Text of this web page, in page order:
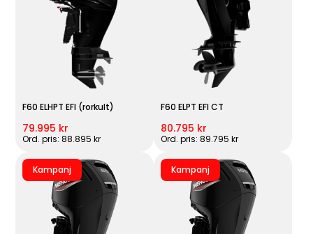
F60 ELHPT EFI (rorkult)
79.995 kr
Ord. pris: 88.895 kr
F60 ELPT EFI CT
80.795 kr
Ord. pris: 89.795 kr
Kampanj Kampanj